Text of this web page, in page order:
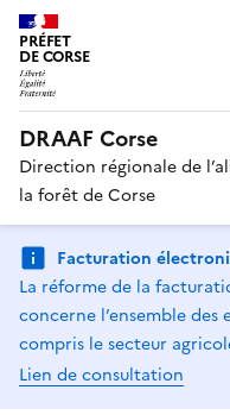
PRÉFET
DE CORSE
DRAAF Corse
Direction régionale de
la forêt de Corse
Facturation
La réforme de la
concerne l’ensemble des
compris le secteur
Lien de consultation